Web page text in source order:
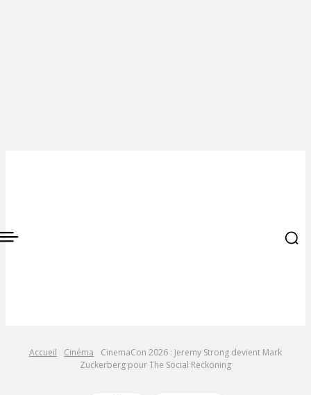
Accueil Cinéma
CinemaCon 2026 : Jeremy Strong devient Mark
Zuckerberg pour The Social Reckoning